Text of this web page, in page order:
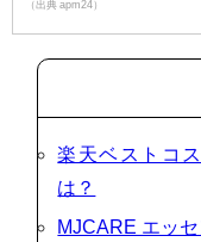
（出典 apm24）
楽天ベストコ
は？
MJCARE エッ